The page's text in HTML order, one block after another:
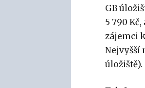
GB
5 790
zájemci
Nejvyšší
úložiště).